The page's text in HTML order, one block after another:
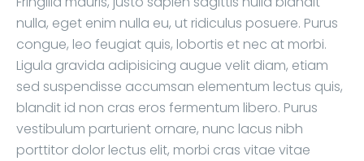
nulla, eget enim nulla eu, ut ridiculus posuere. Purus
congue, leo feugiat quis, lobortis et nec at morbi.
Ligula gravida adipisicing augue velit diam, etiam
sed suspendisse accumsan elementum lectus quis,
blandit id non cras eros fermentum libero. Purus
vestibulum parturient ornare, nunc lacus nibh
porttitor dolor lectus elit, morbi cras vitae vitae